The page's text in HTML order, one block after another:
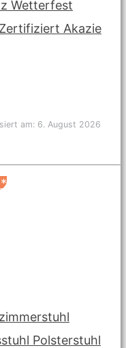
Wetterfest
Akazie
am: 6. August 2026
Polsterstuhl